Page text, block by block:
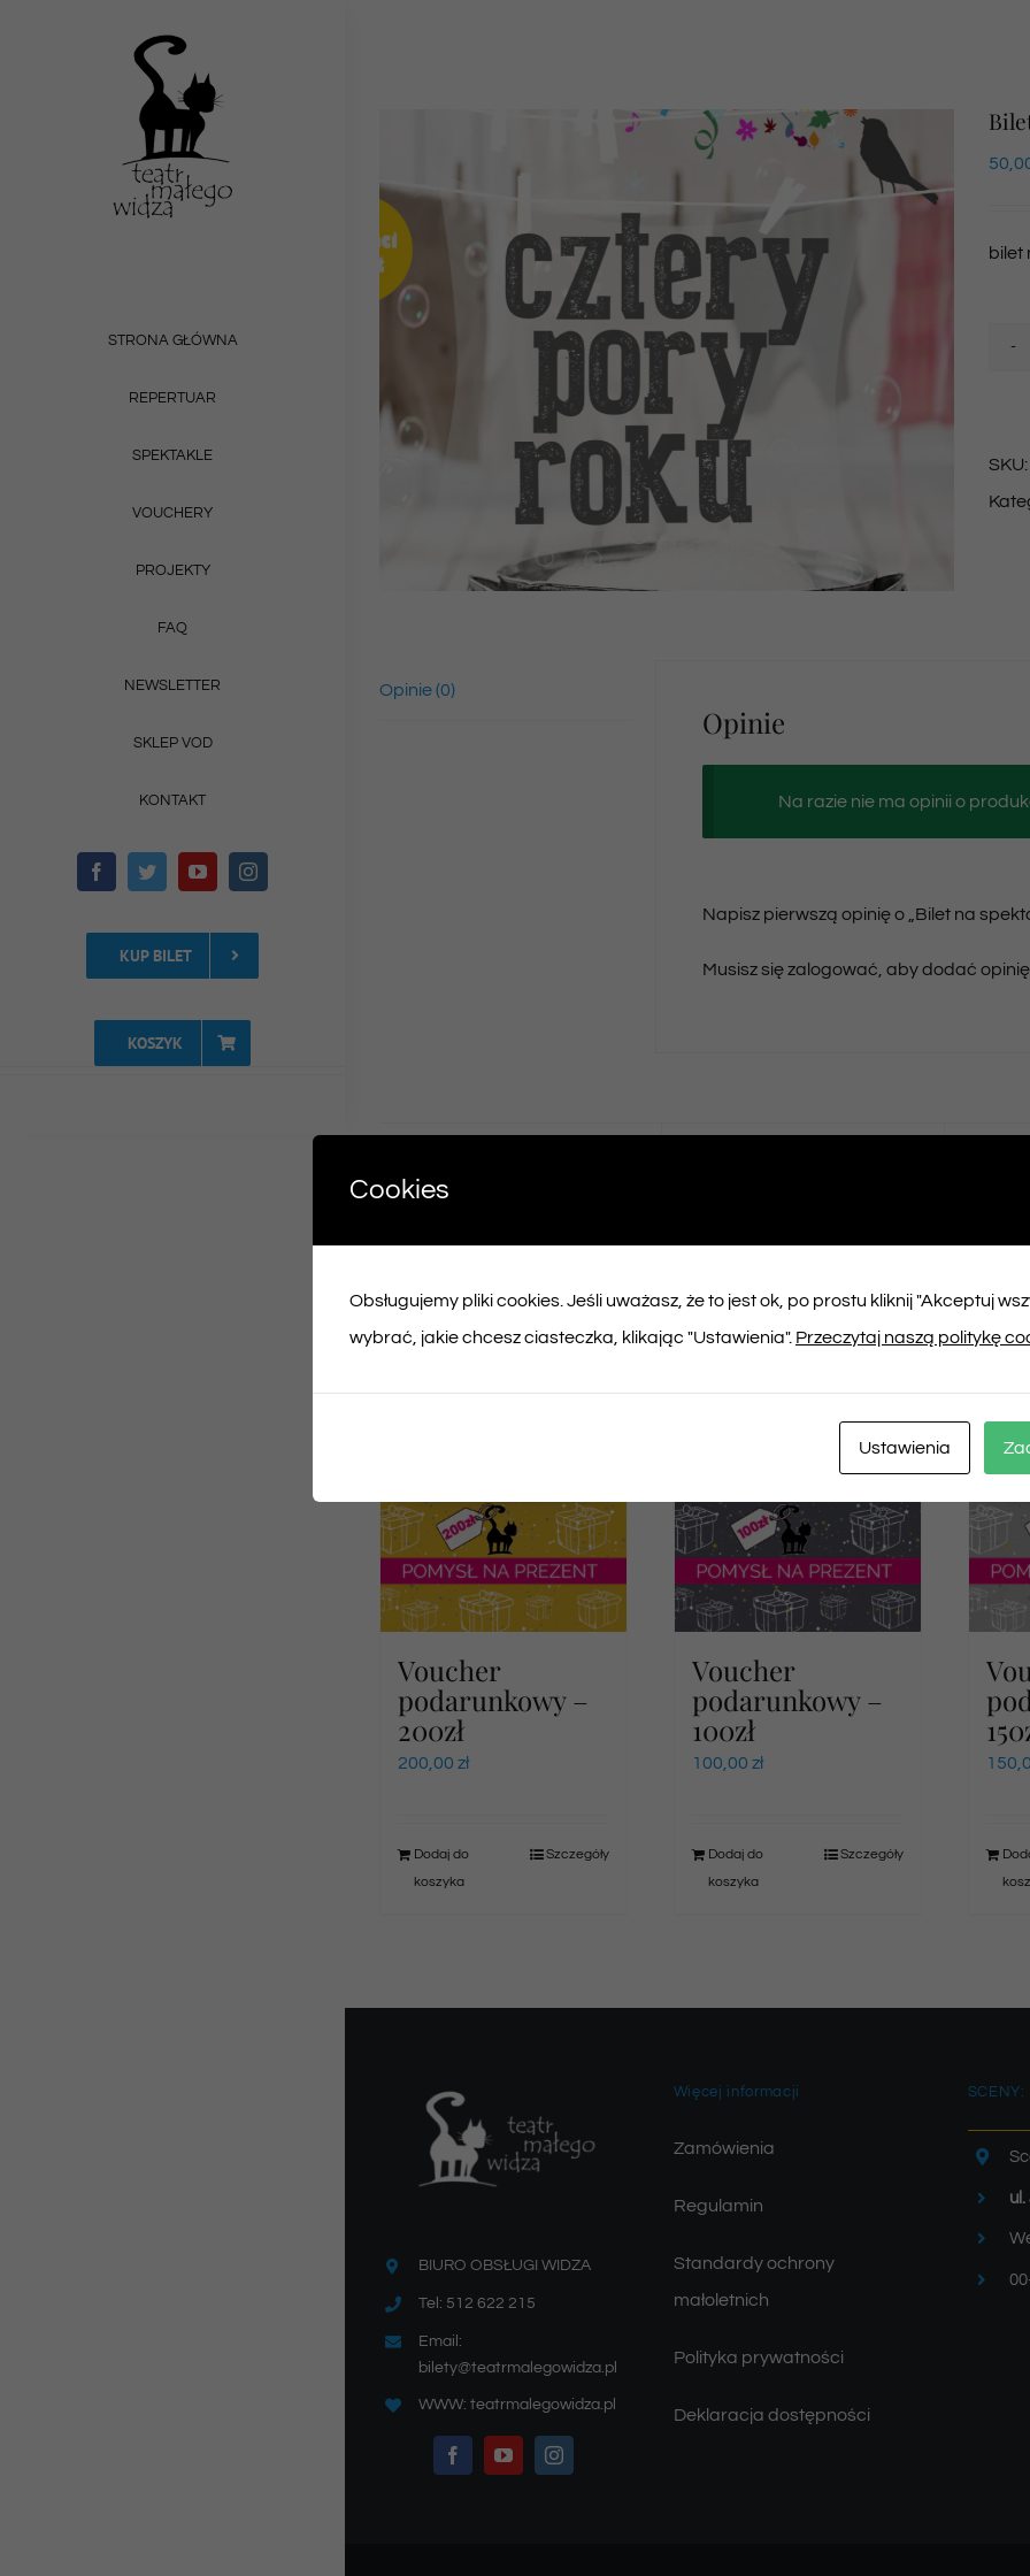
STRONA GŁÓWNA
REPERTUAR
SPEKTAKLE
VOUCHERY
PROJEKTY
FAQ
NEWSLETTER
SKLEP VOD
KONTAKT
KUP BILET
KOSZYK
bilet
SKU:
Opinie (0)
Opinie
Na razie nie ma opinii o
Napisz pierwszą opinię o „Bilet na
Musisz sięzalogować , aby dodać opinię.
Podobne produkty
Voucher
podarunkowy –
200zł
200,00 zł
Dodaj do
koszyka
Szczegóły
Voucher
podarunkowy –
100zł
100,00 zł
Dodaj do
koszyka
Szczegóły
BIURO OBSŁUGI WIDZA
Tel: 512 622 215
Email:
bilety@teatrmalegowidza.pl
WWW: teatrmalegowidza.pl
Więcej informacji
Zamówienia
Regulamin
Standardy ochrony
małoletnich
Polityka prywatności
Deklaracja dostępności
SCENY:
Cookies
Obsługujemy pliki cookies. Jeśli uważasz, że to jest ok, po prostu kliknij "Akceptuj
wybrać, jakie chcesz ciasteczka, klikając "Ustawienia". Przeczytaj naszą politykę
Ustawienia